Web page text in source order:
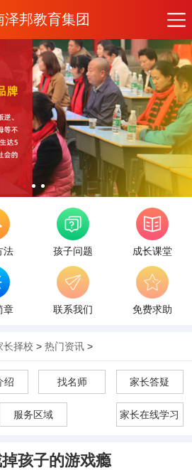
泽邦教育集团
法 孩子问题 成长课堂
章 联系我们 免费求助
长择校 > 热门资讯 >
绍 找名师 家长答疑
服务区域 家长在线学习
孩子的游戏瘾